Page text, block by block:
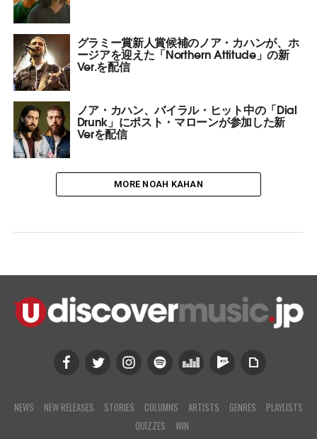
グラミー賞新人賞候補のノア・カハンが、ホ
ージアを迎えた「Northern Attitude」の新
Ver.を配信
ノア・カハン、バイラル・ヒット中の「Dial
Drunk」にポスト・マローンが参加した新
Verを配信
MORE NOAH KAHAN
NEWS NEW RELEASES STORIES COLUMNS ARTISTS GENRES
PLAYLISTS
QUIZZES
WIN